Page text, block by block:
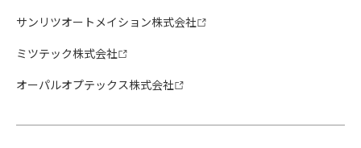
サンリツオートメイション株式会社
ミツテック株式会社
オーパルオプテックス株式会社